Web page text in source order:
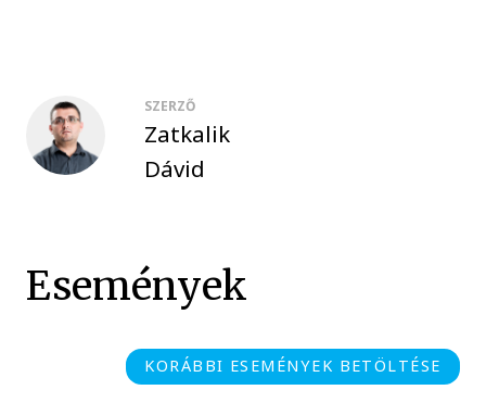
SZERZŐ
Zatkalik
Dávid
Események
KORÁBBI ESEMÉNYEK BETÖLTÉSE